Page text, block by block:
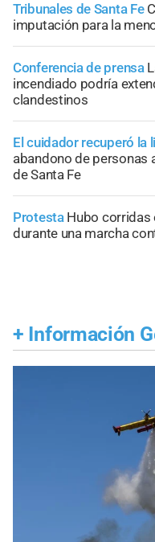
Tribunales de Santa Fe
imputación para la
Conferencia de prensa
incendiado podría
clandestinos
El cuidador recuperó la
abandono de personas
de Santa Fe
Protesta Hubo corridas
durante una marcha
+ Información